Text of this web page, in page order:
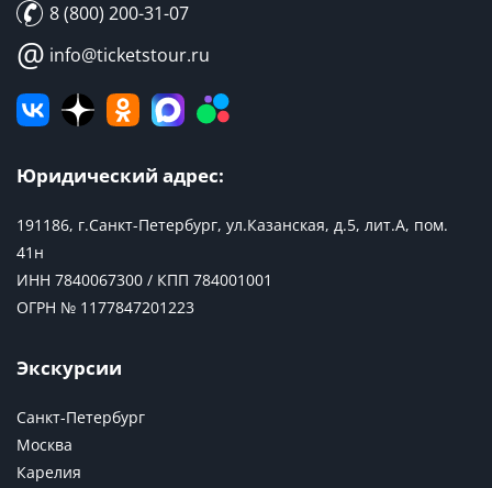
8 (800) 200-31-07
@ info@ticketstour.ru
Юридический адрес:
191186, г.Санкт-Петербург, ул.Казанская, д.5, лит.А, пом.
41н
ИНН 7840067300 / КПП 784001001
ОГРН № 1177847201223
Экскурсии
Санкт-Петербург
Москва
Карелия